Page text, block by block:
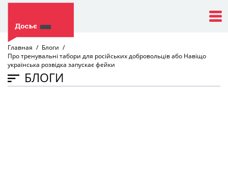
Главная
Блоги
Про тренувальні табори для російських добровольців або Навіщо
українська розвідка запускає фейки
БЛОГИ